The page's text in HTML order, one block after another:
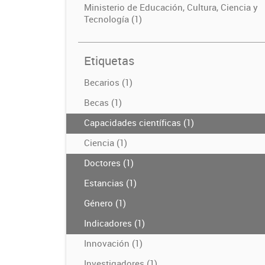
Ministerio de Educación, Cultura, Ciencia y
Tecnología (1)
Etiquetas
Becarios (1)
Becas (1)
Capacidades científicas (1)
Ciencia (1)
Doctores (1)
Estancias (1)
Género (1)
Indicadores (1)
Innovación (1)